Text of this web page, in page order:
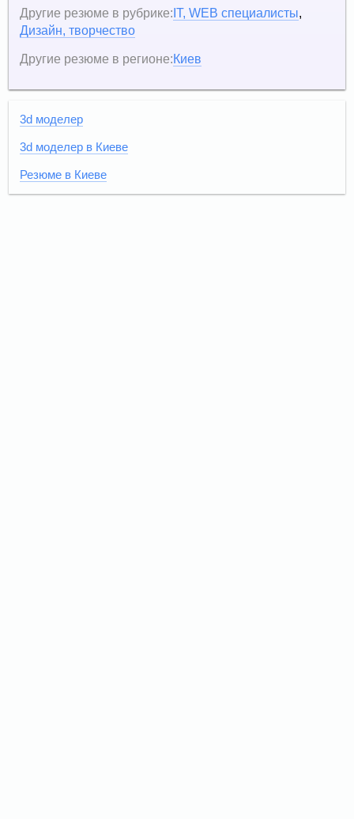
Другие резюме в рубрике:IT, WEB специалисты,
Дизайн, творчество
Другие резюме в регионе:Киев
3d моделер
3d моделер в Киеве
Резюме в Киеве